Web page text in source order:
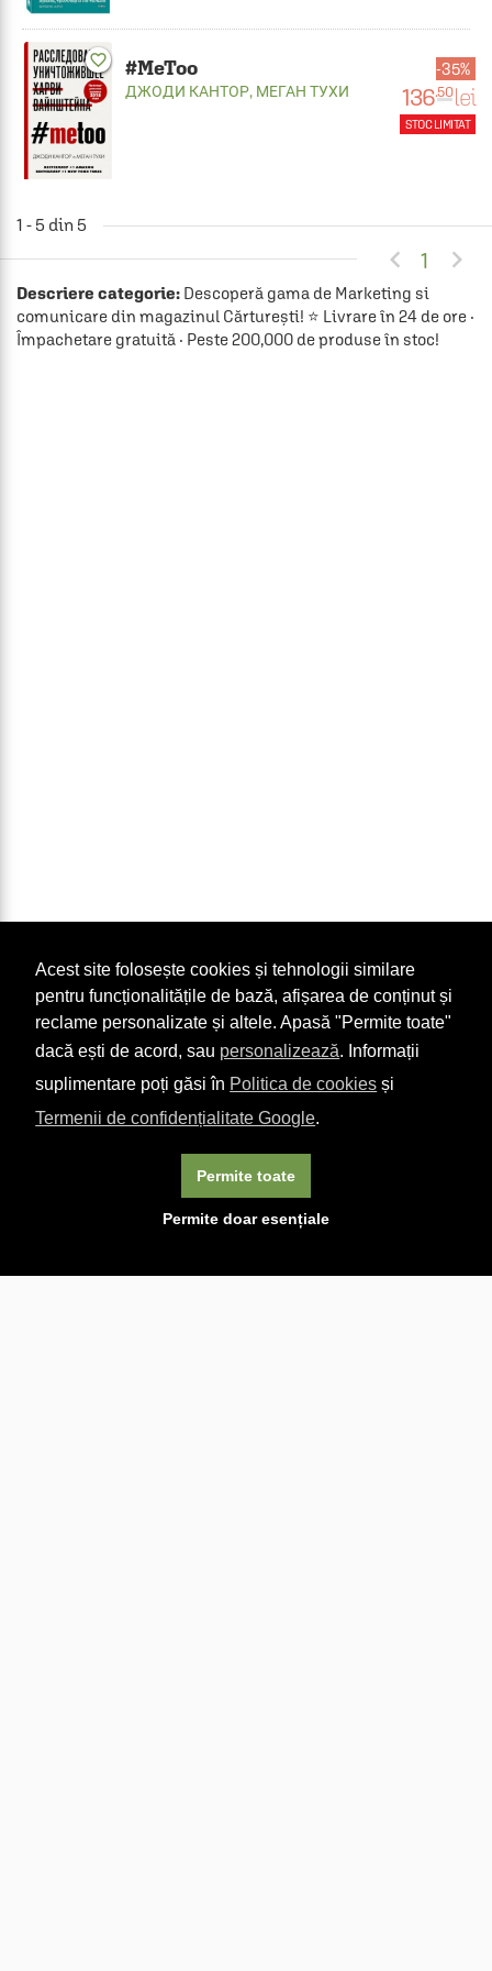
Acest site folosește cookies și tehnologii similare
pentru funcționalitățile de bază, afișarea de conținut și
reclame personalizate și altele. Apasă "Permite toate"
dacă ești de acord, sau personalizează. Informații
suplimentare poți găsi în Politica de cookies și
Termenii de confidențialitate Google.
Permite doar esențiale
Permite toate
favorite_border #MeToo
ДЖОДИ КАНТОР, МЕГАН ТУХИ
35%
136.50 lei
STOC LIMITAT
1 - 5 din 5
 1 
Descriere categorie: Descoperă gama de Marketing si
comunicare din magazinul Cărturești! ⭐ Livrare în 24 de ore ·
Împachetare gratuită · Peste 200,000 de produse în stoc!
exprimați acordul asupra folosirii cookie-urilor.